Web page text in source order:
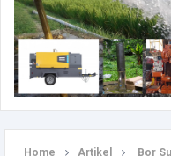
Home Artikel
Bor